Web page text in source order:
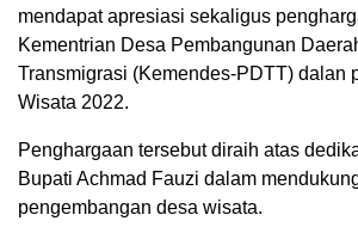
mendapat apresiasi sekaligus
Kementrian Desa Pembangunan
Transmigrasi (Kemendes-PDTT) dalan
Wisata 2022.
Penghargaan tersebut diraih atas
Bupati Achmad Fauzi dalam
pengembangan desa wisata.